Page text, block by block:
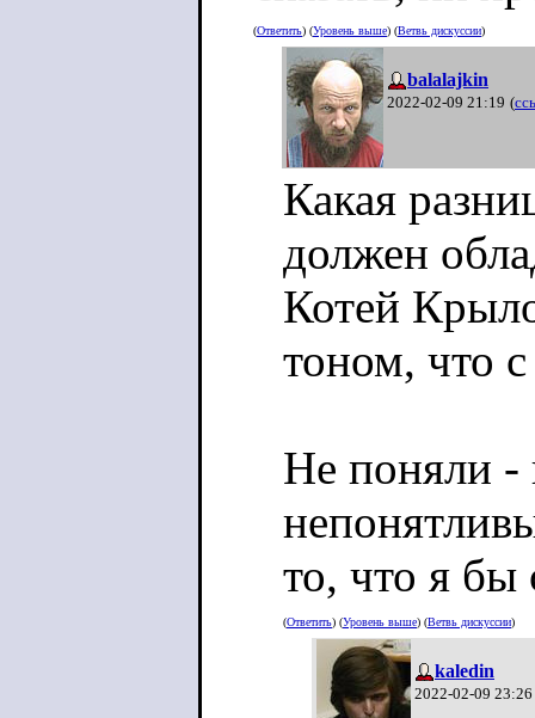
(Ответить) (Уровень выше) (Ветвь дискуссии)
balalajkin
2022-02-09 21:19 (
Какая
должен
Котей
тоном, что
Не поняли -
то, что я бы
(Ответить) (Уровень выше) (Ветвь дискуссии)
kaledin
2022-02-09 23:26